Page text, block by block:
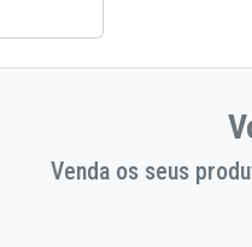
Venda os seus